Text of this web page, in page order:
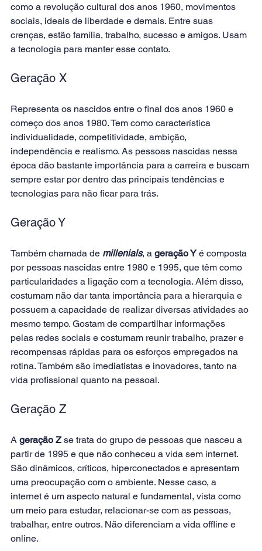
como a revolução cultural dos anos 1960, movimentos
sociais, ideais de liberdade e demais. Entre suas
crenças, estão família, trabalho, sucesso e amigos. Usam
a tecnologia para manter esse contato.
Geração X
Representa os nascidos entre o final dos anos 1960 e
começo dos anos 1980. Tem como característica
individualidade, competitividade, ambição,
independência e realismo. As pessoas nascidas nessa
época dão bastante importância para a carreira e buscam
sempre estar por dentro das principais tendências e
tecnologias para não ficar para trás.
Geração Y
Também chamada de millenials, a geração Y é composta
por pessoas nascidas entre 1980 e 1995, que têm como
particularidades a ligação com a tecnologia. Além disso,
costumam não dar tanta importância para a hierarquia e
possuem a capacidade de realizar diversas atividades ao
mesmo tempo. Gostam de compartilhar informações
pelas redes sociais e costumam reunir trabalho, prazer e
recompensas rápidas para os esforços empregados na
rotina. Também são imediatistas e inovadores, tanto na
vida profissional quanto na pessoal.
Geração Z
A geração Z se trata do grupo de pessoas que nasceu a
partir de 1995 e que não conheceu a vida sem internet.
São dinâmicos, críticos, hiperconectados e apresentam
uma preocupação com o ambiente. Nesse caso, a
internet é um aspecto natural e fundamental, vista como
um meio para estudar, relacionar-se com as pessoas,
trabalhar, entre outros. Não diferenciam a vida offline e
online.